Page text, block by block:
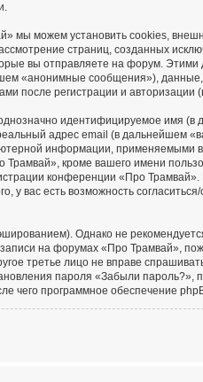
мы можем установить cookies,
страниц, созданных
вы отправляете на форум.
«анонимные сообщения»),
после регистрации и
идентифицируемое имя
адрес email (в дальнейшем
информации, применяемыми
кроме вашего имени
конференции «Про
у вас есть возможность
Однако не
на форумах «Про Трамвай»,
третье лицо не вправе
пароля «Забыли
чего программное обеспечение